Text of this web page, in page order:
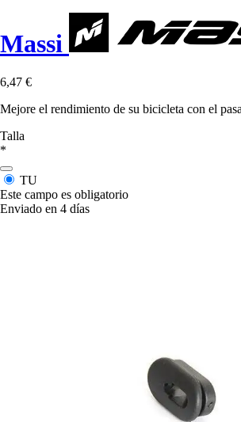
Massi
6,47 €
Mejore el rendimiento de su bicicleta con el
Talla
*
TU
Este campo es obligatorio
Enviado en 4 días